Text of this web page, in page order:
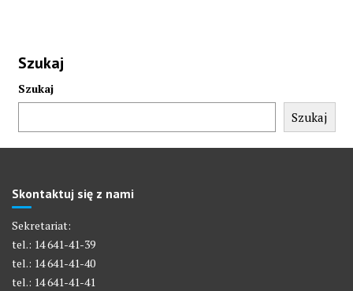
Szukaj
Szukaj
Szukaj
Skontaktuj się z nami
Sekretariat:
tel.: 14 641-41-39
tel.: 14 641-41-40
tel.: 14 641-41-41